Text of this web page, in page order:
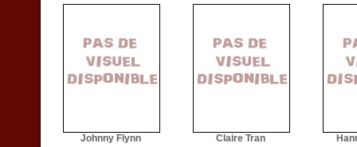
Johnny Flynn Claire Tran